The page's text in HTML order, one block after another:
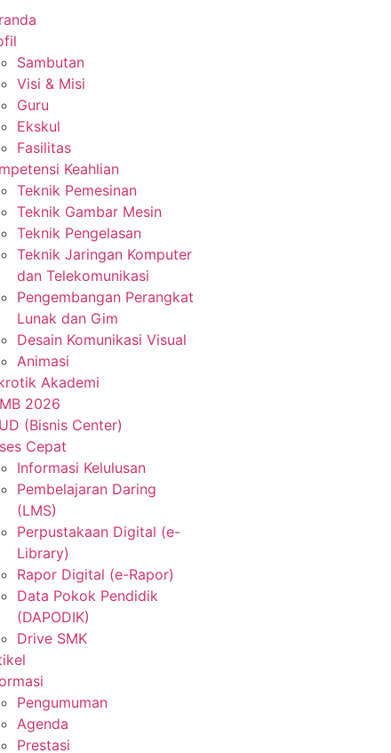
Sambutan
Visi & Misi
Guru
Ekskul
Fasilitas
Keahlian
Teknik Pemesinan
Teknik Gambar Mesin
Teknik Pengelasan
Teknik Jaringan Komputer
dan Telekomunikasi
Pengembangan Perangkat
Lunak dan Gim
Desain Komunikasi Visual
Animasi
Akademi
2026
(Bisnis Center)
Cepat
Informasi Kelulusan
Pembelajaran Daring
(LMS)
Perpustakaan Digital (e-
Library)
Rapor Digital (e-Rapor)
Data Pokok Pendidik
(DAPODIK)
Drive SMK
Pengumuman
Agenda
Prestasi